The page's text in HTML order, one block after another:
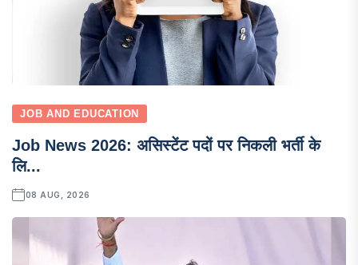
JOB AND EDUCATION
Job News 2026: असिस्टेंट पदों पर निकली भर्ती के
लि...
08 AUG, 2026